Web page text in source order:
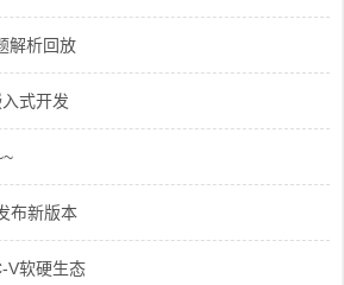
解析回放
式开发
布新版本
V软硬生态